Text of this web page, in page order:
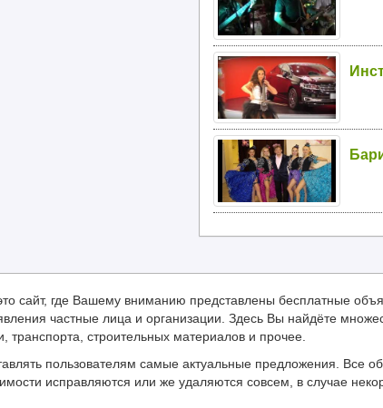
сайт, где Вашему вниманию представлены бесплатные
частные лица и организации. Здесь Вы найдёте
транспорта, строительных материалов и прочее.
пользователям самые актуальные предложения. Все
исправляются или же удаляются совсем, в случае